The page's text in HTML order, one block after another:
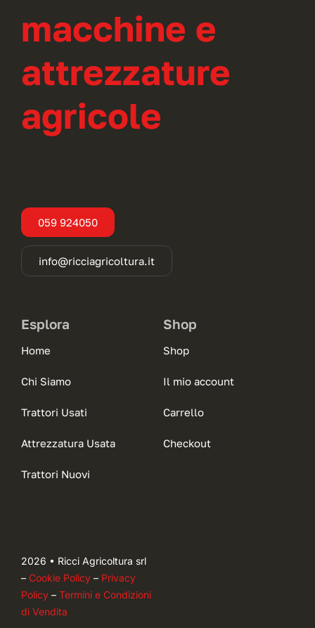
macchine e
attrezzature
agricole
059 924050
info@ricciagricoltura.it
Esplora
Home
Chi Siamo
Trattori Usati
Attrezzatura Usata
Trattori Nuovi
Shop
Shop
Il mio account
Carrello
Checkout
2026 • Ricci Agricoltura srl
– Cookie Policy– Privacy
Policy– Termini e Condizioni
di Vendita